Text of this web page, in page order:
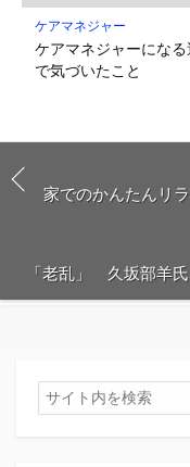
ケアマネジャー
ケアマネジャーになる
で気づいたこと
家でのかんたんリ
「老乱」 久坂部羊
検
索